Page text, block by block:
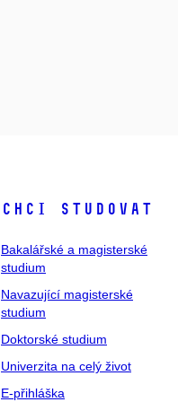
Chci studovat
Bakalářské a magisterské
studium
Navazující magisterské
studium
Doktorské studium
Univerzita na celý život
E-přihláška